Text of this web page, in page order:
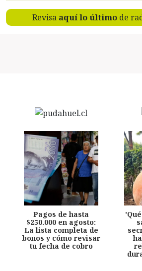
Revisa aquí lo últimode
Pagos de hasta
$250.000 en agosto:
La lista completa de
bonos y cómo revisar
tu fecha de cobro